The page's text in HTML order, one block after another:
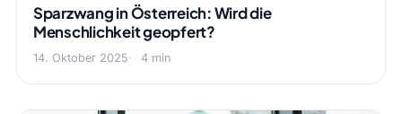
Sparzwang in Österreich: Wird die
Menschlichkeit geopfert?
14. Oktober 2025 4 min